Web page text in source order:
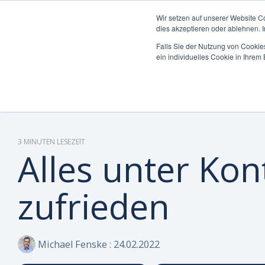
Wir setzen auf unserer Website
dies akzeptieren oder ablehnen.
Falls Sie der Nutzung von
ein individuelles Cookie in Ihrem
optimieren?
KI-
Webinare
3 MINUTEN LESEZEIT
Alles unter
zufrieden
Michael Fenske : 24.02.2022